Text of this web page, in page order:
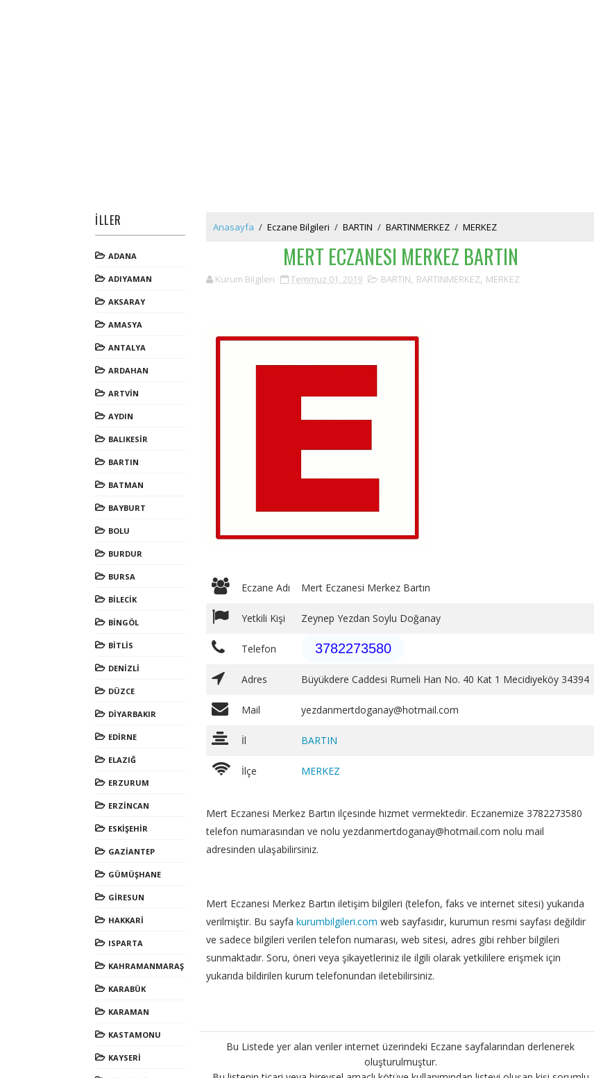
İLLER
ADANA
ADIYAMAN
AKSARAY
AMASYA
ANTALYA
ARDAHAN
ARTVİN
AYDIN
BALIKESİR
BARTIN
BATMAN
BAYBURT
BOLU
BURDUR
BURSA
BİLECİK
BİNGÖL
BİTLİS
DENİZLİ
DÜZCE
DİYARBAKIR
EDİRNE
ELAZIĞ
ERZURUM
ERZİNCAN
ESKİŞEHİR
GAZİANTEP
GÜMÜŞHANE
GİRESUN
HAKKARİ
ISPARTA
KAHRAMANMARAŞ
KARABÜK
KARAMAN
KASTAMONU
KAYSERİ
Anasayfa / Eczane Bilgileri / BARTIN / BARTINMERKEZ / MERKEZ
MERT ECZANESI MERKEZ BARTIN
Kurum Bilgileri Temmuz 01, 2019 BARTIN, BARTINMERKEZ, MERKEZ
Eczane Adı Mert Eczanesi Merkez Bartın
Yetkili Kişi Zeynep Yezdan Soylu Doğanay
Telefon 3782273580
Adres Büyükdere Caddesi Rumeli Han No. 40 Kat 1 Mecidiyeköy 34394
Mail yezdanmertdoganay@hotmail.com
İl BARTIN
İlçe MERKEZ
Mert Eczanesi Merkez Bartın ilçesinde hizmet vermektedir. Eczanemize 3782273580
telefon numarasından ve nolu yezdanmertdoganay@hotmail.com nolu mail
adresinden ulaşabilirsiniz.
Mert Eczanesi Merkez Bartın iletişim bilgileri (telefon, faks ve internet sitesi) yukarıda
verilmiştir. Bu sayfa kurumbilgileri.com web sayfasıdır, kurumun resmi sayfası değildir
ve sadece bilgileri verilen telefon numarası, web sitesi, adres gibi rehber bilgileri
sunmaktadır. Soru, öneri veya şikayetleriniz ile ilgili olarak yetkililere erişmek için
yukarıda bildirilen kurum telefonundan iletebilirsiniz.
Bu Listede yer alan veriler internet üzerindeki Eczane sayfalarından derlenerek
oluşturulmuştur.